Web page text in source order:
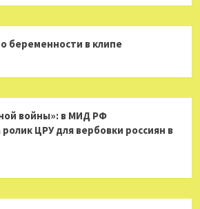
беременности в клипе
войны»: в МИД РФ
ЦРУ для вербовки россиян в